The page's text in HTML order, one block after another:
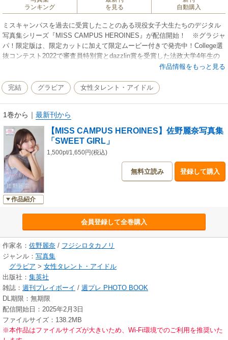
ランキング
を見る
自動購入
ミスキャンパスを過去に受賞したことのある現役女子大生たちのデジタル
写真集シリーズ『MISS CAMPUS HEROINES』が配信開始！ ※グラジャ
パ！限定版は、限定カットに加えて限定ムービー付きで発売中！College選
抜コンテスト2022で審査員特別賞とdazzlin賞を受賞した法政大学4年生の
佐野麗奈が自身初のデジタル写真集をリリース！ 原宿食べ歩きやイルミ
でのピクニックでスイート＆メルヘンな世界にも迷い込める。とにかく“か
わいい”を目いっぱいに詰め込んだ一冊です。未来がまぶしい女子大生の、
キュートで輝かしい瞬間をぜひ！
作品情報をもっと見る
完結 グラビア 女性タレント・アイドル
1巻から ｜ 最新刊から
作品紹介
【MISS CAMPUS HEROINES】佐野麗奈写真集
「SWEET GIRL」
1,500pt/1,650円(税込)
無料立読み 登録して購入
会員登録して全巻購入
作家名： 佐野麗奈 / フジシロタカノリ
ジャンル： 写真集
グラビア > 女性タレント・アイドル
出版社： 集英社
雑誌： 週刊プレイボーイ / 週プレ PHOTO BOOK
DL期限：無期限
配信開始日：2025年2月3日
ファイルサイズ：138.2MB
※本作品はファイルサイズが大きいため、Wi-Fi環境でのご利用を推奨いた